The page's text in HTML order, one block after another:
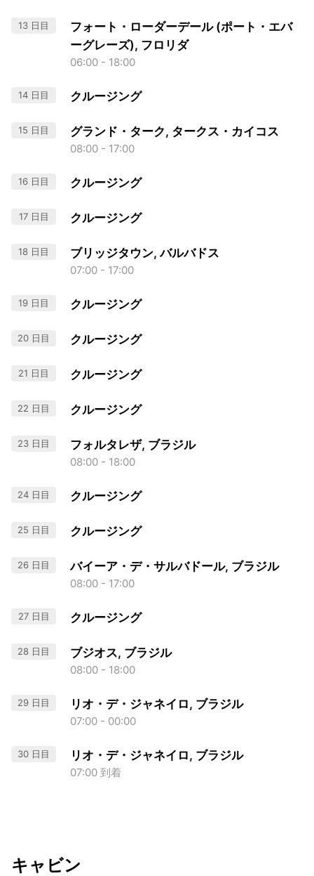
13 日目
フォート・ローダーデール (ポート・エバ
ーグレーズ), フロリダ
06:00 - 18:00
14 日目 クルージング
15 日目 グランド・ターク, タークス・カイコス
08:00 - 17:00
16 日目 クルージング
17 日目 クルージング
18 日目 ブリッジタウン, バルバドス
07:00 - 17:00
19 日目 クルージング
20 日目 クルージング
21 日目 クルージング
22 日目 クルージング
23 日目 フォルタレザ, ブラジル
08:00 - 18:00
24 日目 クルージング
25 日目 クルージング
26 日目 バイーア・デ・サルバドール, ブラジル
08:00 - 17:00
27 日目 クルージング
28 日目 ブジオス, ブラジル
08:00 - 18:00
29 日目 リオ・デ・ジャネイロ, ブラジル
07:00 - 00:00
30 日目 リオ・デ・ジャネイロ, ブラジル
07:00 到着
キャビン